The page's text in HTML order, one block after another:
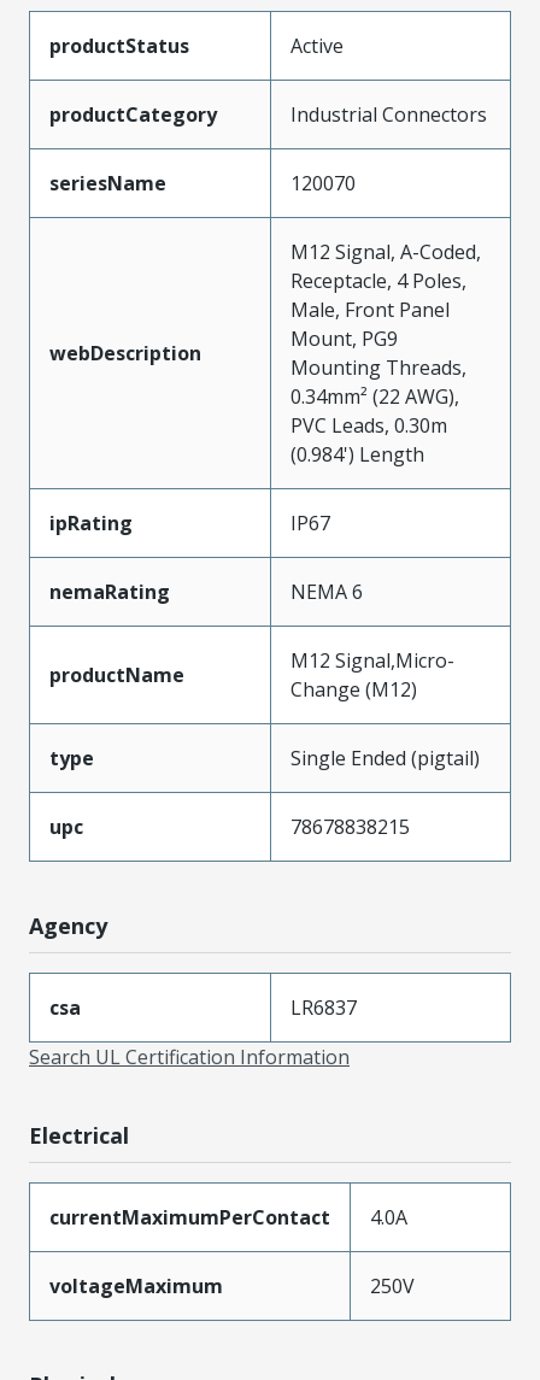
productStatus Active
productCategory Industrial Connectors
seriesName 120070
webDescription
M12 Signal, A-Coded,
Receptacle, 4 Poles,
Male, Front Panel
Mount, PG9
Mounting Threads,
0.34mm² (22 AWG),
PVC Leads, 0.30m
(0.984') Length
ipRating IP67
nemaRating NEMA 6
productName
M12 Signal,Micro-
Change (M12)
type Single Ended (pigtail)
upc 78678838215
Agency
csa
LR6837
Search UL Certification Information
Electrical
currentMaximumPerContact 4.0A
voltageMaximum 250V